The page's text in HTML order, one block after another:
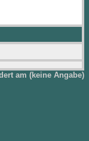
am (keine Angabe)